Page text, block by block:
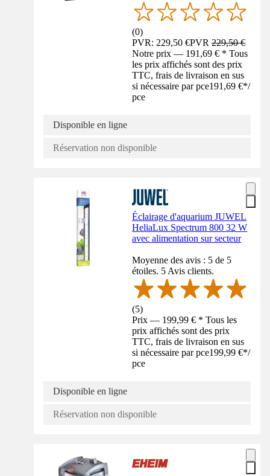
(0)
PVR: 229,50 €PVR229,50 €
Notre prix — 191,69 € * Tous
les prix affichés sont des prix
TTC, frais de livraison en sus
si nécessaire par pce191,69 €*/
pce
Disponible en ligne
Réservation non disponible
Éclairage d'aquarium JUWEL
HeliaLux Spectrum 800 32 W
avec alimentation sur secteur
Moyenne des avis : 5 de 5
étoiles. 5 Avis clients.
(5)
Prix — 199,99 € * Tous les
prix affichés sont des prix
TTC, frais de livraison en sus
si nécessaire par pce199,99 €*/
pce
Disponible en ligne
Réservation non disponible